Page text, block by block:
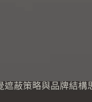
選了昂貴的超薄鏡
蔽策略與品牌結構